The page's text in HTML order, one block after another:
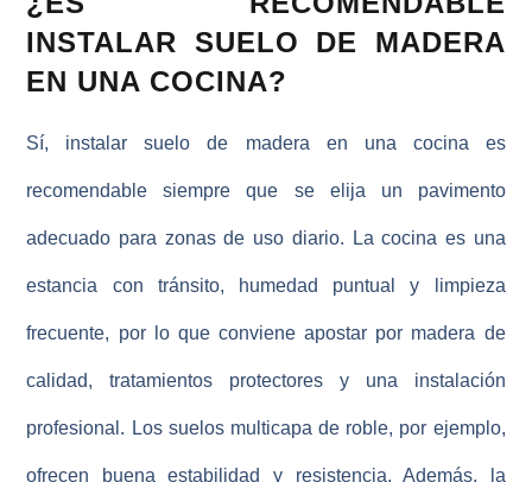
INSTALAR SUELO DE MADERA
EN UNA COCINA?
Sí, instalar suelo de madera en una cocina es
recomendable siempre que se elija un pavimento
adecuado para zonas de uso diario. La cocina es una
estancia con tránsito, humedad puntual y limpieza
frecuente, por lo que conviene apostar por madera de
calidad, tratamientos protectores y una instalación
profesional. Los suelos multicapa de roble, por ejemplo,
ofrecen buena estabilidad y resistencia. Además, la